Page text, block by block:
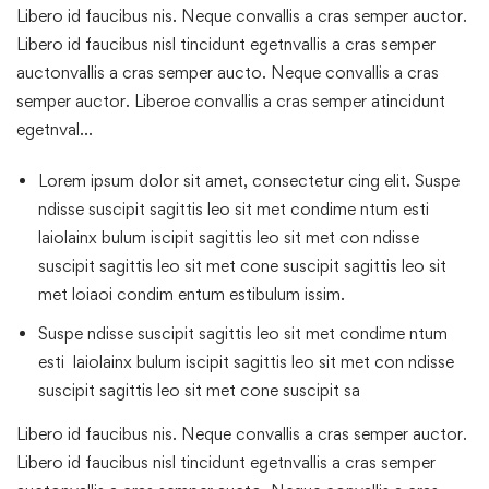
Libero id faucibus nis. Neque convallis a cras semper auctor.
Libero id faucibus nisl tincidunt egetnvallis a cras semper
auctonvallis a cras semper aucto. Neque convallis a cras
semper auctor. Liberoe convallis a cras semper atincidunt
egetnval…
Lorem ipsum dolor sit amet, consectetur cing elit. Suspe
ndisse suscipit sagittis leo sit met condime ntum esti
laiolainx bulum iscipit sagittis leo sit met con ndisse
suscipit sagittis leo sit met cone suscipit sagittis leo sit
met loiaoi condim entum estibulum issim.
Suspe ndisse suscipit sagittis leo sit met condime ntum
esti laiolainx bulum iscipit sagittis leo sit met con ndisse
suscipit sagittis leo sit met cone suscipit sa
Libero id faucibus nis. Neque convallis a cras semper auctor.
Libero id faucibus nisl tincidunt egetnvallis a cras semper